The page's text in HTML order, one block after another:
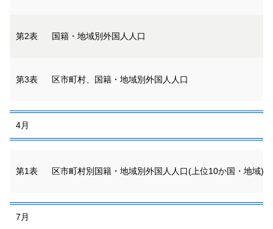
第2表 国籍・地域別外国人人口
第3表 区市町村、国籍・地域別外国人人口
4月
第1表 区市町村別国籍・地域別外国人人口(上位10か国・地域)
7月